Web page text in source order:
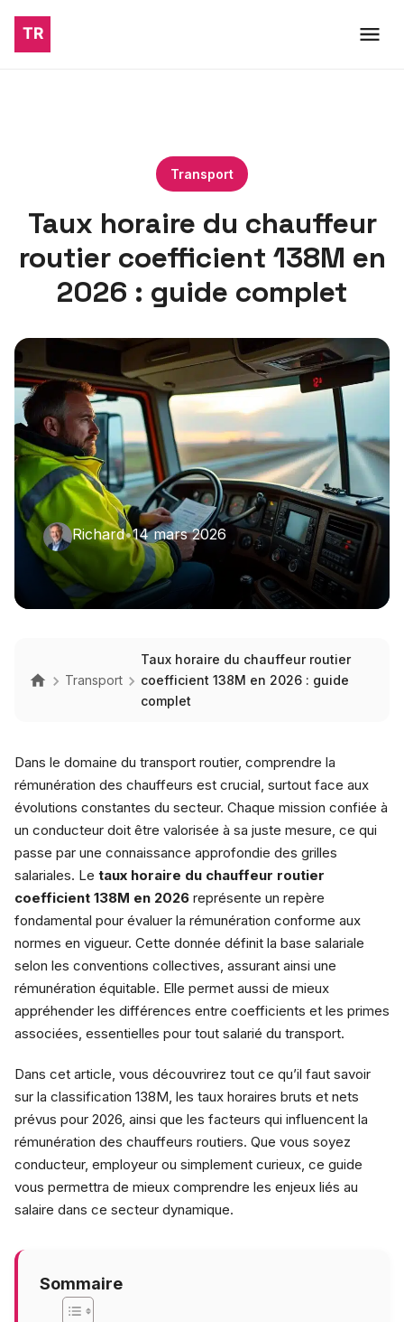
Transport
Taux horaire du chauffeur
routier coefficient 138M en
2026 : guide complet
Richard•14 mars 2026
Transport
Taux horaire du chauffeur routier
coefficient 138M en 2026 : guide
complet
Dans le domaine du transport routier, comprendre la
rémunération des chauffeurs est crucial, surtout face aux
évolutions constantes du secteur. Chaque mission confiée à
un conducteur doit être valorisée à sa juste mesure, ce qui
passe par une connaissance approfondie des grilles
salariales. Le taux horaire du chauffeur routier
coefficient 138M en 2026 représente un repère
fondamental pour évaluer la rémunération conforme aux
normes en vigueur. Cette donnée définit la base salariale
selon les conventions collectives, assurant ainsi une
rémunération équitable. Elle permet aussi de mieux
appréhender les différences entre coefficients et les primes
associées, essentielles pour tout salarié du transport.
Dans cet article, vous découvrirez tout ce qu’il faut savoir
sur la classification 138M, les taux horaires bruts et nets
prévus pour 2026, ainsi que les facteurs qui influencent la
rémunération des chauffeurs routiers. Que vous soyez
conducteur, employeur ou simplement curieux, ce guide
vous permettra de mieux comprendre les enjeux liés au
salaire dans ce secteur dynamique.
Sommaire